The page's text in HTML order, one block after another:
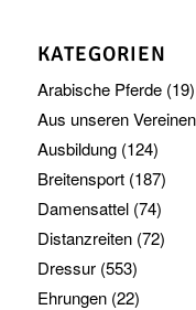
KATEGORIEN
Arabische Pferde(19)
Aus unseren Vereinen
Ausbildung(124)
Breitensport(187)
Damensattel(74)
Distanzreiten(72)
Dressur(553)
Ehrungen(22)